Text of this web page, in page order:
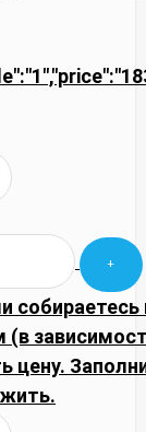
собираетесь
цену.